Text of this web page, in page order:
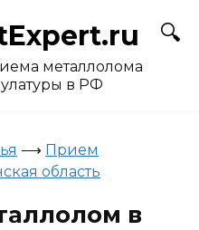
металлолома
в РФ
⟶ Прием
область
в